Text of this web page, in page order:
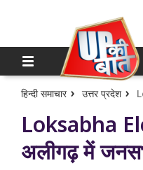
होम
टॉप न्यूज़
UP की बात
राजनीति
हिन्दी समाचार उत्तर प्रदेश
Loksabha
अलीगढ़ में
नोएडा
गाजियाबाद
लखनऊ
कानपुर